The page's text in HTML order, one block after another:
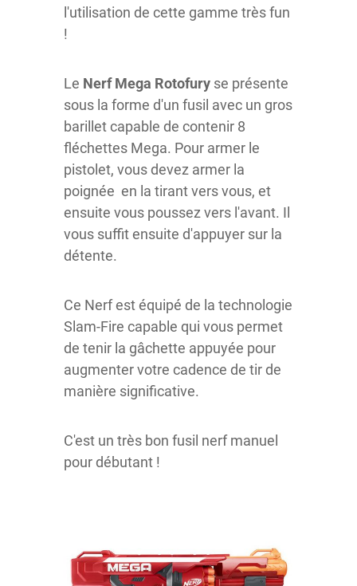
l'utilisation de cette gamme très fun
!
Le Nerf Mega Rotofury se présente
sous la forme d'un fusil avec un gros
barillet capable de contenir 8
fléchettes Mega. Pour armer le
pistolet, vous devez armer la
poignée en la tirant vers vous, et
ensuite vous poussez vers l'avant. Il
vous suffit ensuite d'appuyer sur la
détente.
Ce Nerf est équipé de la technologie
Slam-Fire capable qui vous permet
de tenir la gâchette appuyée pour
augmenter votre cadence de tir de
manière significative.
C'est un très bon fusil nerf manuel
pour débutant !